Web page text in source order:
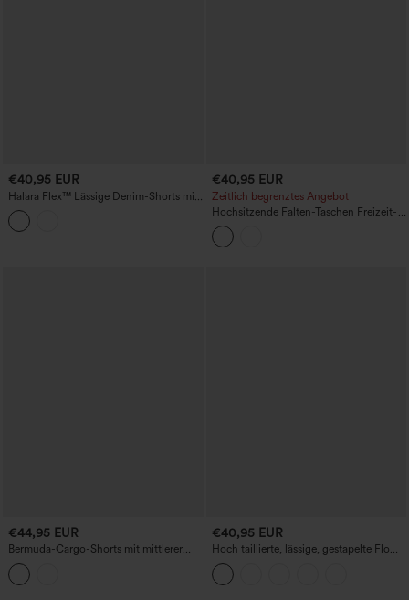
€40,95 EUR
Halara Flex™ Lässige Denim-Shorts mit
hohem Bund, aufgekrempeltem Saum
und Taschen
€40,95 EUR
Zeitlich begrenztes Angebot
Hochsitzende Falten-Taschen Freizeit-
Shorts
€44,95 EUR
Bermuda-Cargo-Shorts mit mittlerer
Bundhöhe (7'') – lässig, mit Taschen
€40,95 EUR
Hoch taillierte, lässige, gestapelte Flowy
Shorts mit elastischem Bund und
Kordelzug 7,6 cm